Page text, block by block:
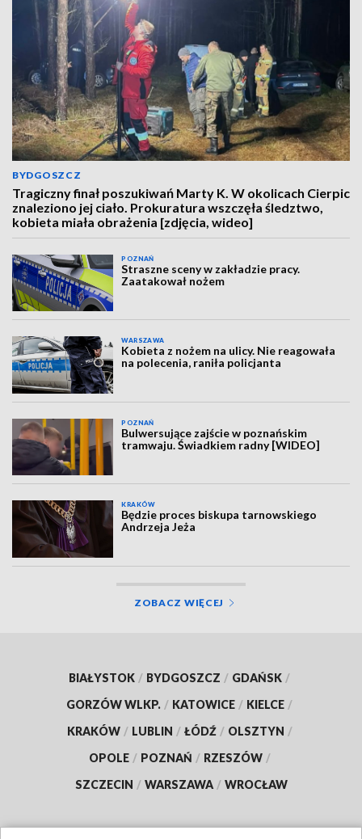
BYDGOSZCZ
Tragiczny finał poszukiwań Marty K. W okolicach Cierpic
znaleziono jej ciało. Prokuratura wszczęła śledztwo,
kobieta miała obrażenia [zdjęcia, wideo]
POZNAŃ
Straszne sceny w zakładzie pracy.
Zaatakował nożem
WARSZAWA
Kobieta z nożem na ulicy. Nie reagowała
na polecenia, raniła policjanta
POZNAŃ
Bulwersujące zajście w poznańskim
tramwaju. Świadkiem radny [WIDEO]
KRAKÓW
Będzie proces biskupa tarnowskiego
Andrzeja Jeża
ZOBACZ WIĘCEJ
BIAŁYSTOK / BYDGOSZCZ / GDAŃSK /
GORZÓW WLKP. / KATOWICE / KIELCE /
KRAKÓW / LUBLIN / ŁÓDŹ / OLSZTYN /
OPOLE / POZNAŃ / RZESZÓW /
SZCZECIN / WARSZAWA / WROCŁAW